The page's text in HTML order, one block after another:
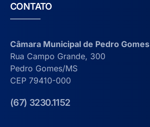
CONTATO
Câmara Municipal de Pedro Gomes
Rua Campo Grande, 300
Pedro Gomes/MS
CEP 79410-000
(67) 3230.1152